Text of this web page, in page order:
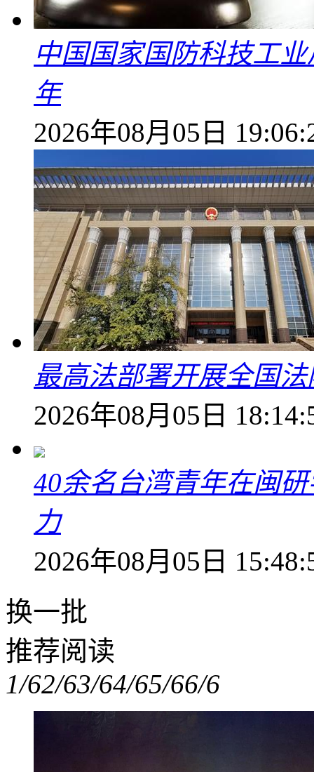
中国国家国防科技工
年
2026年08月05日
最高法部署开展全国
2026年08月05日
40余名台湾青年在闽
力
2026年08月05日
换一批
推荐阅读
1/62/63/64/65/66/6